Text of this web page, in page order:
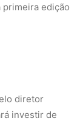
primeira edição
diretor
investir de